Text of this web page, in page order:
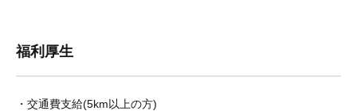
福利厚生
・交通費支給(5km以上の方)